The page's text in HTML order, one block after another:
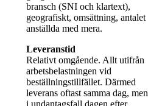
bransch (SNI och klartext),
geografiskt, omsättning, antalet
anställda med mera.
Leveranstid
Relativt omgående. Allt utifrån
arbetsbelastningen vid
beställningstillfället. Därmed
leverans oftast samma dag, men